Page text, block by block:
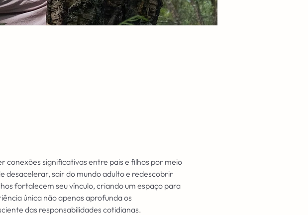
conexões significativas entre pais e filhos por meio
desacelerar, sair do mundo adulto e redescobrir
fortalecem seu vínculo, criando um espaço para
única não apenas aprofunda os
das responsabilidades cotidianas.